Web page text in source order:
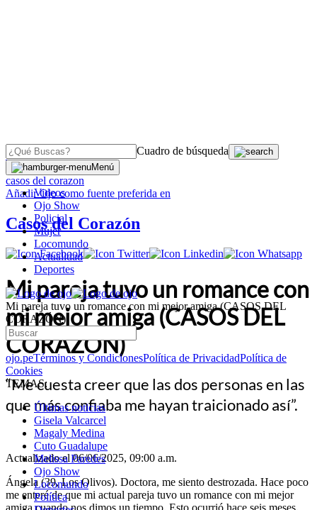
Cuadro de búsqueda
Menú
Videos
Ojo Show
Policial
Mujer
Locomundo
Actualidad
Deportes
Mi pareja tuvo un romance con mi mejor amiga (CASOS DEL
CORAZÓN)
ojo.peTérminos y CondicionesPolítica de PrivacidadPolítica de
Cookies
TEMAS:
Últimas noticias
Gisela Valcarcel
Magaly Medina
Cuto Guadalupe
Melissa Paredes
Ojo Show
Locomundo
Política
OJO
casos del corazon
AñadirOjocomo fuente preferida en
Casos del Corazón
Mi pareja tuvo un romance con
mi mejor amiga (CASOS DEL
CORAZÓN)
“Me cuesta creer que las dos personas en las
que más confiaba me hayan traicionado así”.
Actualizado el 06/06/2025, 09:00 a.m.
Ángela (39, Los Olivos). Doctora, me siento destrozada. Hace poco
me enteré de que mi actual pareja tuvo un romance con mi mejor
amiga cuando nos dimos un tiempo. Esto ocurrió hace seis meses.